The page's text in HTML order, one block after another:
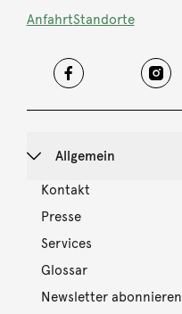
AnfahrtStandorte
Allgemein
Kontakt
Presse
Services
Glossar
Newsletter abonnieren